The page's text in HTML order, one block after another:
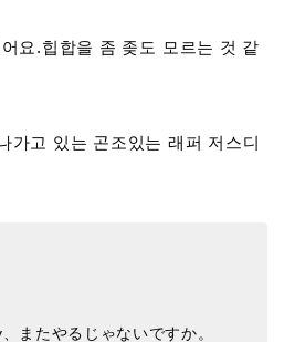
요.힙합을 좀 좆도 모르는 것 같
가고 있는 곤조있는 래퍼 저스디
またやるじゃないですか。